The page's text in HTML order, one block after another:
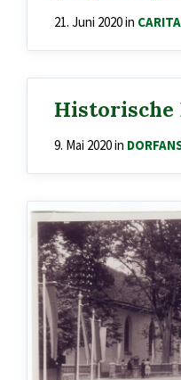
21. Juni 2020in
Historische
9. Mai 2020in